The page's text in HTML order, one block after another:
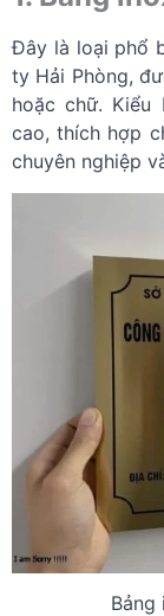
Đây là loại phổ
ty Hải Phòng,
hoặc chữ.
cao, thích hợp
chuyên nghiệp